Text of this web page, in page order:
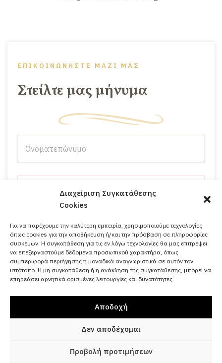
Διαχείριση Συγκατάθεσης
Cookies
Για να παρέχουμε την καλύτερη εμπειρία, χρησιμοποιούμε τεχνολογίες
όπως cookies για την αποθήκευση ή/και την πρόσβαση σε πληροφορίες
συσκευών. Η συγκατάθεση για τις εν λόγω τεχνολογίες θα μας επιτρέψει
να επεξεργαστούμε δεδομένα προσωπικού χαρακτήρα, όπως
συμπεριφορά περιήγησης ή μοναδικά αναγνωριστικά σε αυτόν τον
ιστότοπο. Η μη συγκατάθεση ή η ανάκληση της συγκατάθεσης, μπορεί να
επηρεάσει αρνητικά ορισμένες λειτουργίες και δυνατότητες.
Αποδοχή
Δεν αποδέχομαι
Προβολή προτιμήσεων
ΕΠΙΚΟΙΝΩΝΗΣΤΕ ΜΑΖΙ ΜΑΣ
Στείλτε μας μήνυμα